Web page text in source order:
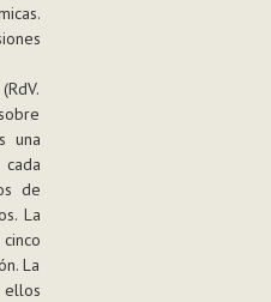
una
de
La
La